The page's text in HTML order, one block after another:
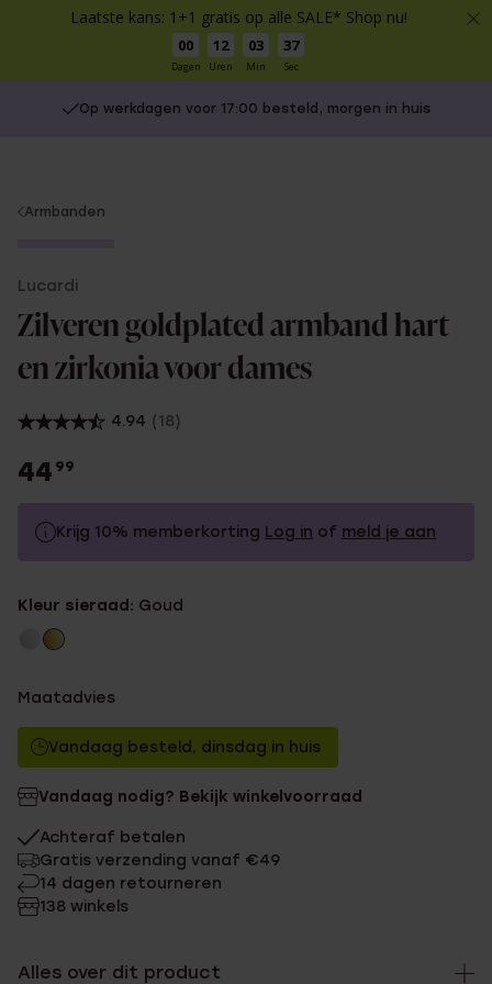
Laatste kans: 1+1 gratis op alle SALE* Shop nu!
00
Dagen
12
Uren
03
Min
37
Sec
Op werkdagen voor 17:00 besteld, morgen in huis
You
Armbanden
Lucardi
Zilveren goldplated armband hart
en zirkonia voor dames
4.94 (18)
44 99
Krijg 10% memberkorting Log in of meld je aan
Zonder memberkorting
Kleur sieraad: Goud
Maatadvies
Vandaag besteld, dinsdag in huis
Vandaag nodig? Bekijk winkelvoorraad
Achteraf betalen
Gratis verzending vanaf €49
14 dagen retourneren
138 winkels
Alles over dit product